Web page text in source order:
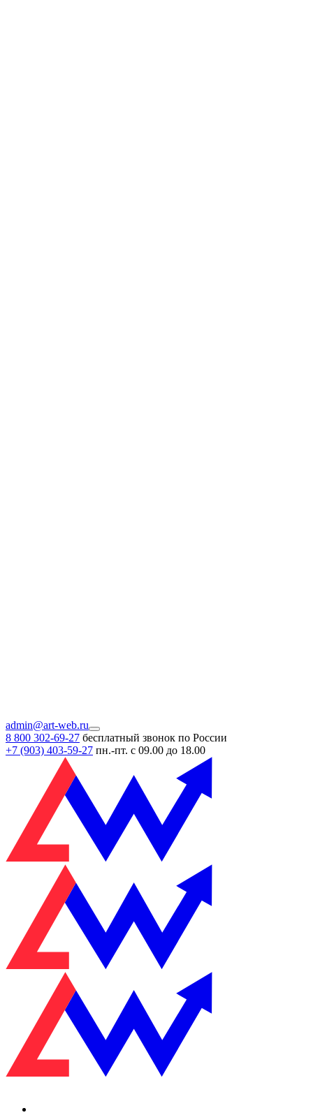
admin@art-web.ru
8 800 302-69-27 бесплатный звонок по России
+7 (903) 403-59-27 пн.-пт. с 09.00 до 18.00